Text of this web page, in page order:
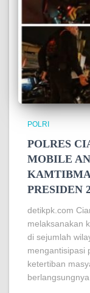
POLRI
POLRES
MOBILE
PRESIDEN
detikpk.com
melaksanakan
di sejumlah
mengantisipasi
ketertiban